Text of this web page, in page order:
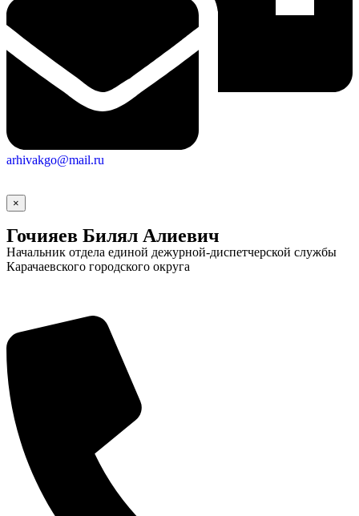
arhivakgo@mail.ru
×
Гочияев Билял Алиевич
Начальник отдела единой дежурной-диспетчерской службы
Карачаевского городского округа